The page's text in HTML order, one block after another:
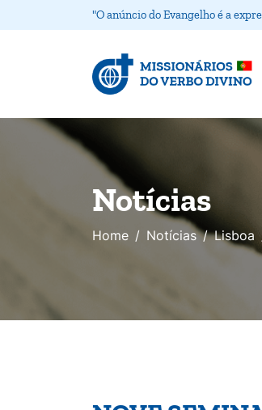
"O anúncio do Evangelho é a
Notícias
Home Notícias Lisboa